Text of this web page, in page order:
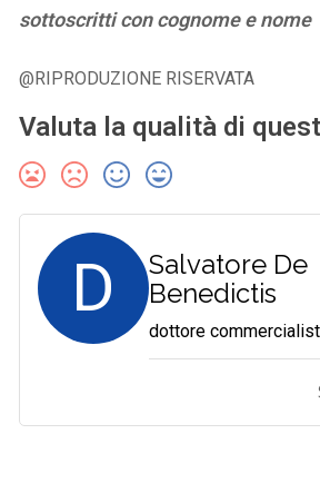
sottoscritti con cognome e nome
@RIPRODUZIONE RISERVATA
Valuta la qualità di
D
Salvatore De
Benedictis
dottore